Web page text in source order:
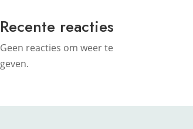
Recente reacties
Geen reacties om weer te
geven.